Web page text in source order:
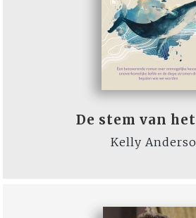
De stem van
Kelly